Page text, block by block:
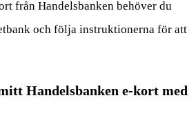
från Handelsbanken behöver du
och följa instruktionerna för att
Handelsbanken e-kort med